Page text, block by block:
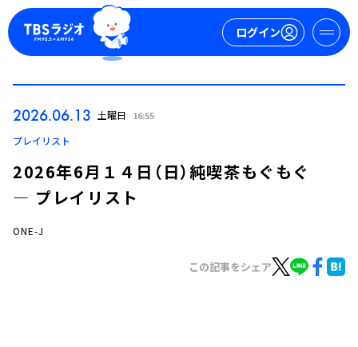
ログイン
2026.06.13 土曜日 16:55
プレイリスト
2026年6月１４日（日）純喫茶もぐもぐ
― プレイリスト
ONE-J
この記事をシェア